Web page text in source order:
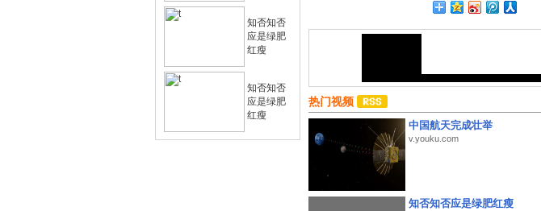
知否知否
应是绿肥
红瘦
知否知否
应是绿肥
红瘦
热门视频
中国航天完成壮举
v.youku.com
知否知否应是绿肥红瘦